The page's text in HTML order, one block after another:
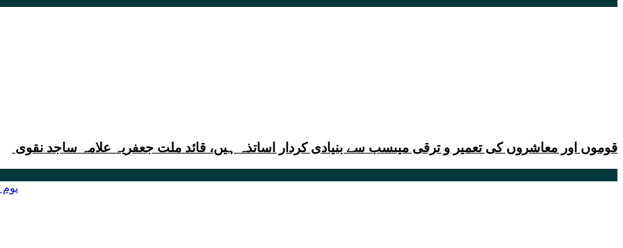
قوموں اور معاشروں کی تعمیر و ترقی میںسب سے بنیادی کردار اساتذہ ہیں، قائد ملت جعفریہ علامہ ساجد نقوی